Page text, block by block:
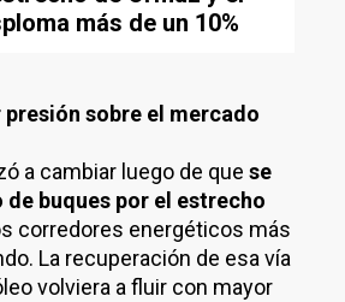
más de un 10%
sobre el mercado
a cambiar luego de que se
buques por el estrecho
corredores energéticos más
La recuperación de esa vía
volviera a fluir con mayor